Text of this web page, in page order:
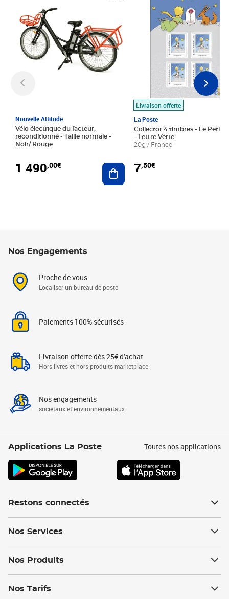
Nouvelle Attitude
Vélo électrique du facteur,
reconditionné - Taille normale -
Noir/ Rouge
1 490,00€ Ajouter au panier
Livraison offerte
La Poste
Collector 4 timbres - Le Petit
- Lettre Verte
20g / France
7,50€
Nos Engagements
Proche de vous
Localiser un bureau de poste
Paiements 100% sécurisés
Livraison offerte dès 25€ d'achat
Hors livres et hors produits marketplace
Nos engagements
sociétaux et environnementaux
Applications La Poste Toutes nos applications
Restons connectés
Nos Services
Nos Produits
Nos Tarifs